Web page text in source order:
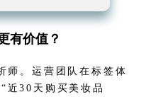
有价值？
师。运营团队在标签体
近30天购买美妆品